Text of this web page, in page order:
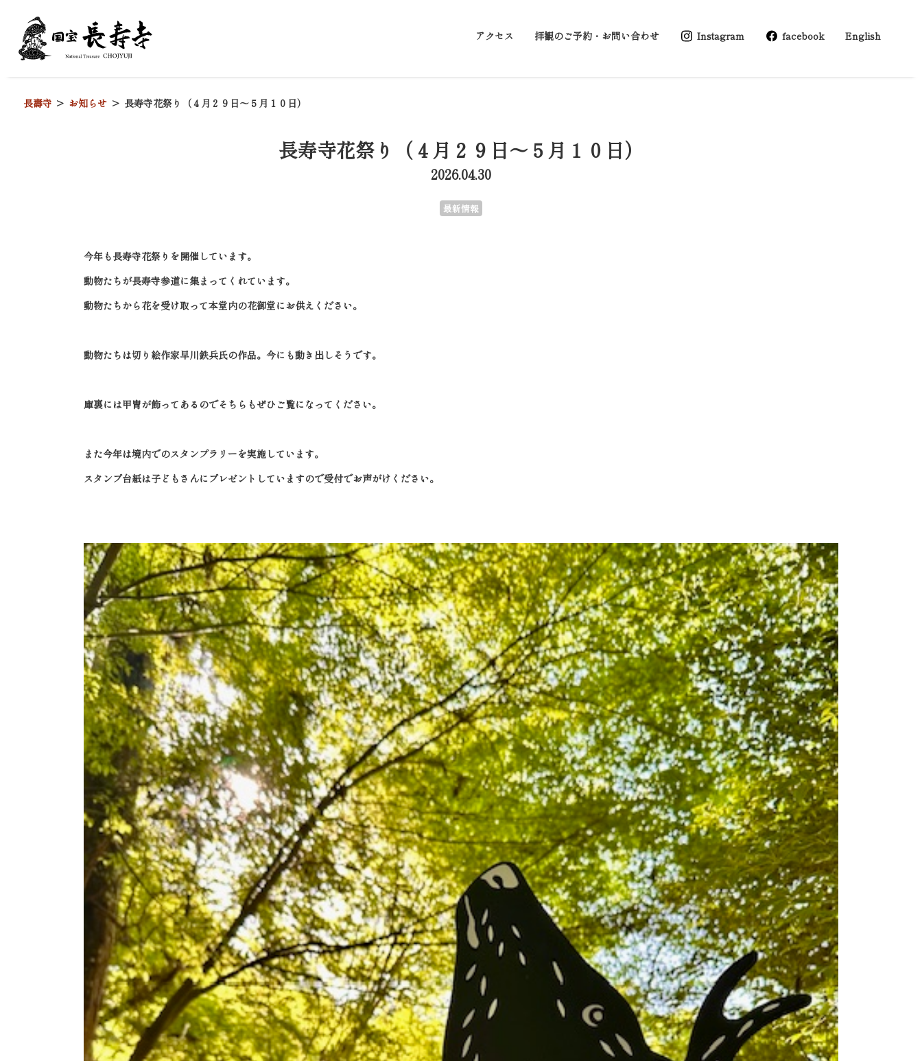
アクセス 拝観のご予約・お問い合わせ Instagram facebook English
長壽寺 お知らせ 長寿寺花祭り（４月２９日～５月１０日）
長寿寺花祭り（４月２９日～５月１０日）
2026.04.30
最新情報
今年も長寿寺花祭りを開催しています。
動物たちが長寿寺参道に集まってくれています。
動物たちから花を受け取って本堂内の花御堂にお供えください。
動物たちは切り絵作家早川鉄兵氏の作品。今にも動き出しそうです。
庫裏には甲冑が飾ってあるのでそちらもぜひご覧になってください。
また今年は境内でのスタンプラリーを実施しています。
スタンプ台紙は子どもさんにプレゼントしていますので受付でお声がけください。